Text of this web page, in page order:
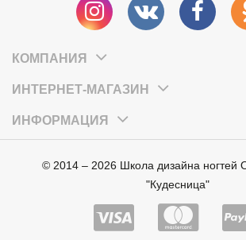
КОМПАНИЯ
ИНТЕРНЕТ-МАГАЗИН
ИНФОРМАЦИЯ
© 2014 – 2026 Школа дизайна ногтей
"Кудесница"